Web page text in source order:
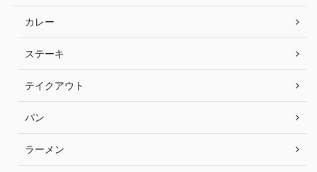
カレー
ステーキ
テイクアウト
パン
ラーメン